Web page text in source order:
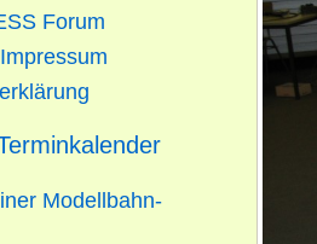
Forum
Modellbahn-